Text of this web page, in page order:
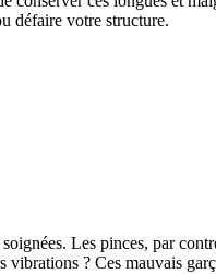
défaire votre structure.
Les pinces, par
? Ces mauvais